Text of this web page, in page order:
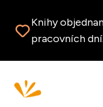
Knihy
pracovních dní.